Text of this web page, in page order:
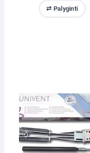
⇄ Palyginti